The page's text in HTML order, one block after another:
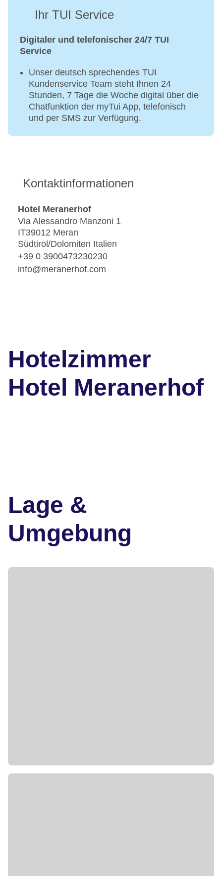
Ihr TUI Service
Digitaler und telefonischer 24/7 TUI
Service
Unser deutsch sprechendes TUI
Kundenservice Team steht Ihnen 24
Stunden, 7 Tage die Woche digital über die
Chatfunktion der myTui App, telefonisch
und per SMS zur Verfügung.
Kontaktinformationen
Hotel Meranerhof
Via Alessandro Manzoni 1
IT39012 Meran
Südtirol/Dolomiten Italien
+39 0 3900473230230
info@meranerhof.com
Hotelzimmer
Hotel Meranerhof
Lage &
Umgebung